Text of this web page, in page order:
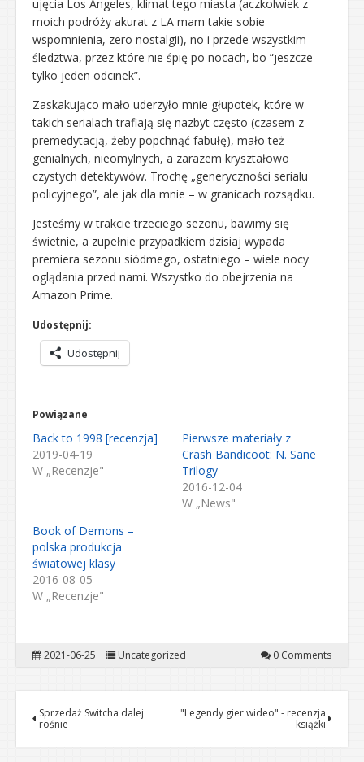
ujęcia Los Angeles, klimat tego miasta (aczkolwiek z
moich podróży akurat z LA mam takie sobie
wspomnienia, zero nostalgii), no i przede wszystkim –
śledztwa, przez które nie śpię po nocach, bo “jeszcze
tylko jeden odcinek”.
Zaskakująco mało uderzyło mnie głupotek, które w
takich serialach trafiają się nazbyt często (czasem z
premedytacją, żeby popchnąć fabułę), mało też
genialnych, nieomylnych, a zarazem kryształowo
czystych detektywów. Trochę „generyczności serialu
policyjnego”, ale jak dla mnie – w granicach rozsądku.
Jesteśmy w trakcie trzeciego sezonu, bawimy się
świetnie, a zupełnie przypadkiem dzisiaj wypada
premiera sezonu siódmego, ostatniego – wiele nocy
oglądania przed nami. Wszystko do obejrzenia na
Amazon Prime.
Udostępnij:
Udostępnij
Powiązane
Back to 1998 [recenzja]
2019-04-19
W „Recenzje"
Pierwsze materiały z
Crash Bandicoot: N. Sane
Trilogy
2016-12-04
W „News"
Book of Demons –
polska produkcja
światowej klasy
2016-08-05
W „Recenzje"
2021-06-25 Uncategorized 0 Comments
Sprzedaż Switcha dalej
rośnie
"Legendy gier wideo" - recenzja
książki